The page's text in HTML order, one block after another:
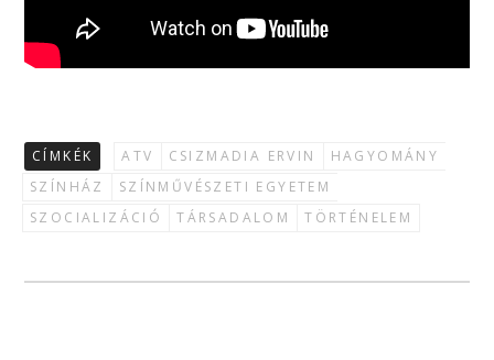
CÍMKÉK ATV CSIZMADIA ERVIN
HAGYOMÁNY
SZÍNHÁZ
SZÍNMŰVÉSZETI EGYETEM
SZOCIALIZÁCIÓ
TÁRSADALOM TÖRTÉNELEM